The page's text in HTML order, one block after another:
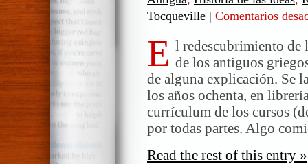
Tocqueville | Comentarios
E l redescubrimiento de
de los antiguos
de alguna explicación. Se
los años ochenta, en
currículum de los cursos
por todas partes. Algo
Read the rest of this entry »